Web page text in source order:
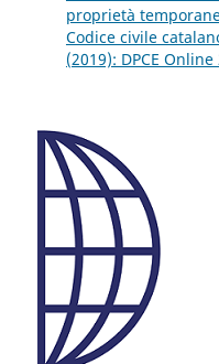
proprietà
Codice civile
(2019): DPCE Online